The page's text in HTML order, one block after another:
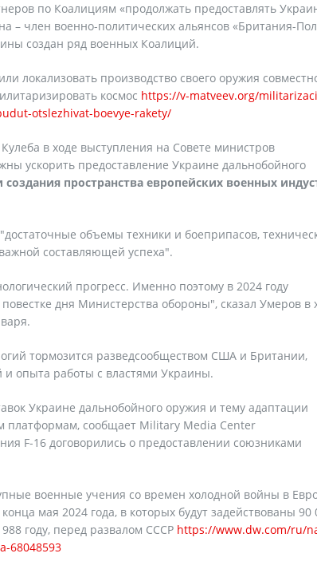
по Коалициям «продолжать предоставлять
член военно-политических альянсов «Британия-
создан ряд военных Коалиций.
производство своего оружия
космос https://v-matveev.org/
otslezhivat-boevye-rakety/
в ходе выступления на Совете министров
ускорить предоставление Украине дальнобойного
пространства европейских военных
объемы техники и боеприпасов,
составляющей успеха".
прогресс. Именно поэтому в 2024 году
дня Министерства обороны", сказал Умеров в
тормозится разведсообществом США и Британии,
опыта работы с властями Украины.
Украине дальнобойного оружия и тему адаптации
платформам, сообщает Military Media Center
F-16 договорились о предоставлении союзниками
военные учения со времен холодной войны в
мая 2024 года, в которых будут задействованы 90
году, перед развалом СССР https://www.dw.com/ru/
68048593